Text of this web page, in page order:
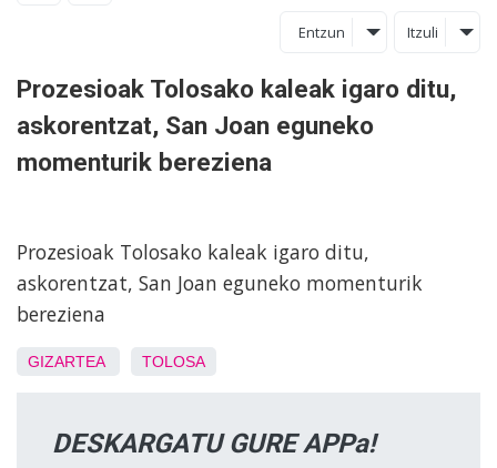
Entzun Itzuli
Prozesioak Tolosako kaleak igaro ditu,
askorentzat, San Joan eguneko
momenturik bereziena
Prozesioak Tolosako kaleak igaro ditu,
askorentzat, San Joan eguneko momenturik
bereziena
GIZARTEA TOLOSA
DESKARGATU GURE APPa!